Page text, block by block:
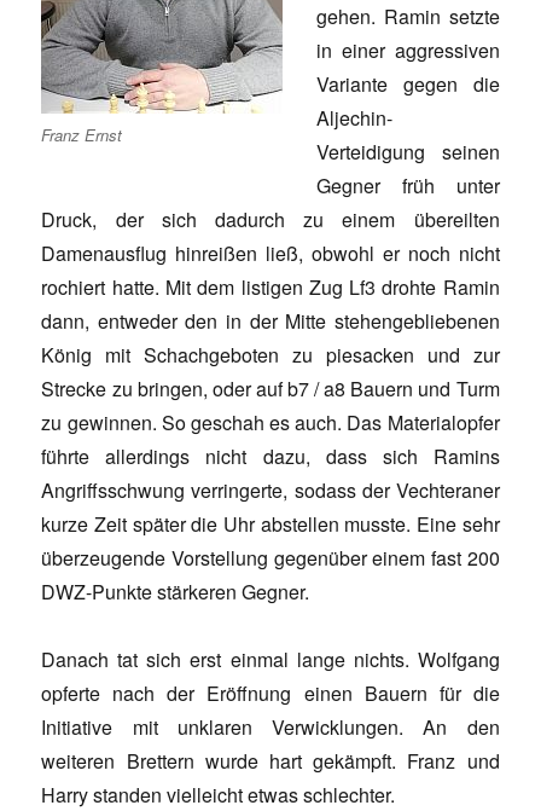
Franz Ernst
gehen. Ramin setzte
in einer aggressiven
Variante gegen die
Aljechin-
Verteidigung seinen
Gegner früh unter
Druck, der sich dadurch zu einem übereilten
Damenausflug hinreißen ließ, obwohl er noch nicht
rochiert hatte. Mit dem listigen Zug Lf3 drohte Ramin
dann, entweder den in der Mitte stehengebliebenen
König mit Schachgeboten zu piesacken und zur
Strecke zu bringen, oder auf b7 / a8 Bauern und Turm
zu gewinnen. So geschah es auch. Das Materialopfer
führte allerdings nicht dazu, dass sich Ramins
Angriffsschwung verringerte, sodass der Vechteraner
kurze Zeit später die Uhr abstellen musste. Eine sehr
überzeugende Vorstellung gegenüber einem fast 200
DWZ-Punkte stärkeren Gegner.
Danach tat sich erst einmal lange nichts. Wolfgang
opferte nach der Eröffnung einen Bauern für die
Initiative mit unklaren Verwicklungen. An den
weiteren Brettern wurde hart gekämpft. Franz und
Harry standen vielleicht etwas schlechter.